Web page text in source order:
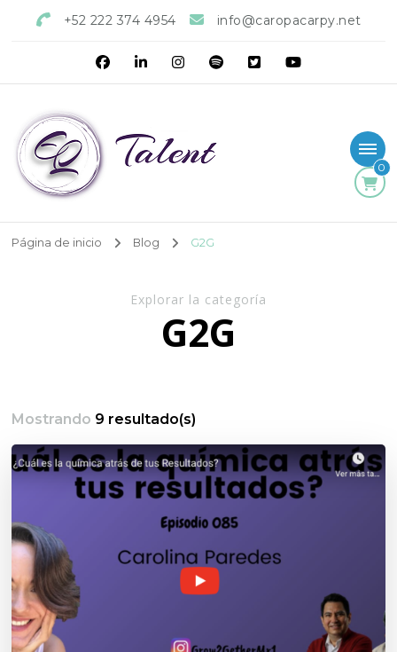
+52 222 374 4954 info@caropacarpy.net
0
Página de inicio Blog G2G
Explorar la categoría
G2G
Mostrando 9 resultado(s)